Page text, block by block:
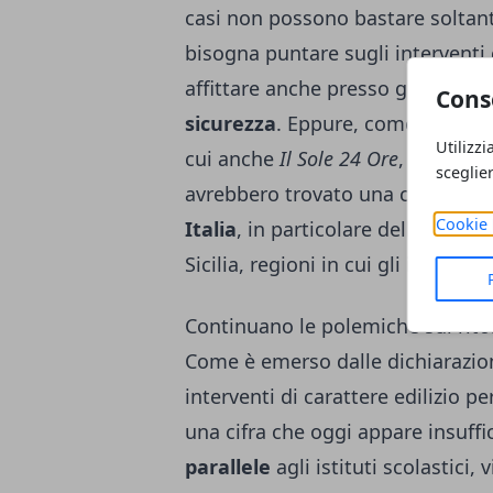
Cookie
casi non possono bastare
bisogna puntare sugli
affittare anche presso gli enti
sicurezza. Eppure, come
cui ancheIl Sole 24 Ore,
avrebbero trovato una
Italia, in particolare della
Sicilia, regioni in cui gli
Continuano le polemiche sul
Come è emerso dalle
interventi di carattere edilizio
una cifra che oggi appare
parallele agli istituti scolastici,